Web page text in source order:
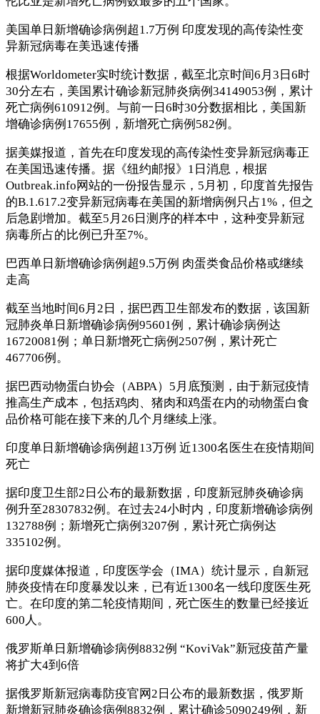
美国单日新增确诊病例超1.7万例 印度发现的高传染性变
异新冠病毒在美迅速传播
根据Worldometer实时统计数据，截至北京时间6月3日6时
30分左右，美国累计确诊新冠肺炎病例34149053例，累计
死亡病例610912例。与前一日6时30分数据相比，美国新
增确诊病例17655例，新增死亡病例582例。
据美媒报道，首先在印度发现的高传染性变异新冠病毒正
在美国迅速传播。据《纽约邮报》1日消息，根据
Outbreak.info网站的一份报告显示，5月初，印度首先报告
的B.1.617.2变异新冠病毒在美国的新增病例只占1%，但之
后急剧增加。截至5月26日测序的样本中，这种变异新冠
病毒所占的比例已升至7%。
巴西单日新增确诊病例超9.5万例 肉蛋类食品价格或继续
走高
截至当地时间6月2日，据巴西卫生部发布的数据，该国新
冠肺炎单日新增确诊病例95601例，累计确诊病例达
16720081例；单日新增死亡病例2507例，累计死亡
467706例。
据巴西动物蛋白协会（ABPA）5月底预测，由于新冠疫情
推高生产成本，包括鸡肉、猪肉和鸡蛋在内的动物蛋白食
品价格可能在接下来的几个月继续上涨。
印度单日新增确诊病例超13万例 近1300名医生在疫情期间
死亡
据印度卫生部2日公布的最新数据，印度新冠肺炎确诊病
例升至28307832例。在过去24小时内，印度新增确诊病例
132788例；新增死亡病例3207例，累计死亡病例达
335102例。
据印度媒体报道，印度医学会（IMA）统计显示，自新冠
肺炎疫情在印度暴发以来，已有近1300名一线印度医生死
亡。在印度的第二轮疫情期间，死亡医生的数量已经接近
600人。
俄罗斯单日新增确诊病例8832例 “KoviVak”新冠疫苗产量
将扩大4到6倍
据俄罗斯新冠病毒防疫官网2日公布的最新数据，俄罗斯
新增新冠肺炎确诊病例8832例，累计确诊5090249例，新